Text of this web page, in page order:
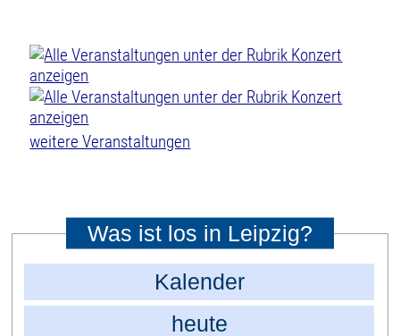
weitere Veranstaltungen
Was ist los in Leipzig?
Kalender
heute